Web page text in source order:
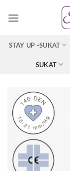
STAY UP -SUKAT
SUKAT